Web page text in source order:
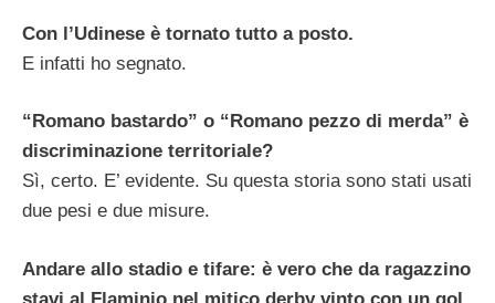
Con l’Udinese è tornato tutto a posto.
E infatti ho segnato.
“Romano bastardo” o “Romano pezzo di merda” è
discriminazione territoriale?
Sì, certo. E’ evidente. Su questa storia sono stati usati
due pesi e due misure.
Andare allo stadio e tifare: è vero che da ragazzino